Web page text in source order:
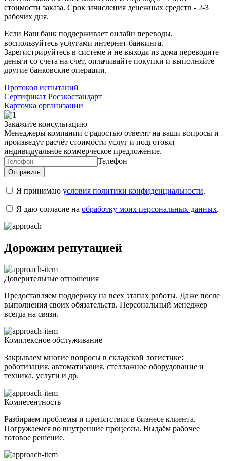
стоимости заказа. Срок зачисления денежных средств - 2-3
рабочих дня.
Если Ваш банк поддерживает онлайн переводы,
воспользуйтесь услугами интернет-банкинга.
Зарегистрируйтесь в системе и не выходя из дома переводите
деньги со счета на счет, оплачивайте покупки и выполняйте
другие банковские операции.
Протокол испытаний
Сертификат Росэкостандарт
Карточка организации
Закажите консультацию
Менеджеры компании с радостью ответят на ваши вопросы и
произведут расчёт стоимости услуг и подготовят
индивидуальное коммерческое предложение.
Телефон
Я принимаю условия политики конфиденциальности.
Я даю согласие на обработку моих персональных данных.
Дорожим репутацией
Доверительные отношения
Предоставляем поддержку на всех этапах работы. Даже после
выполнения своих обязательств. Персональный менеджер
всегда на связи.
Комплексное обслуживание
Закрываем многие вопросы в складской логистике:
роботизация, автоматизация, стеллажное оборудование и
техника, услуги и др.
Компетентность
Разбираем проблемы и препятствия в бизнесе клиента.
Погружаемся во внутренние процессы. Выдаём рабочее
готовое решение.